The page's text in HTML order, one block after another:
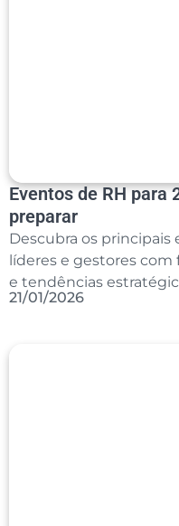
Eventos de RH para
preparar
Descubra os principais
líderes e gestores
e tendências
21/01/2026